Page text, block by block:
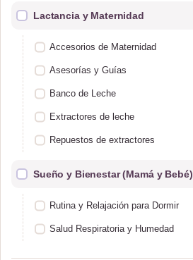
Lactancia y Maternidad
Accesorios de Maternidad
Asesorías y Guías
Banco de Leche
Extractores de leche
Repuestos de extractores
Sueño y Bienestar (Mamá y Bebé)
Rutina y Relajación para Dormir
Salud Respiratoria y Humedad